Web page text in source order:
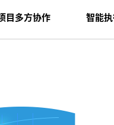
目多方协作 智能